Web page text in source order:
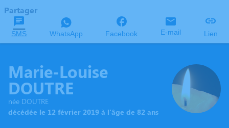
Partager
SMS WhatsApp Facebook E-mail Lien
Marie-Louise
DOUTRE
née DOUTRE
décédée le 12 février 2019 à l'âge de 82 ans